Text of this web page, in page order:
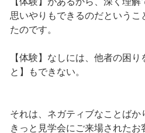
思いやりもできるのだというこ
たのです。
【体験】なしには、他者の困
と】もできない。
それは、ネガティブなことばか
きっと見学会にご来場されたお